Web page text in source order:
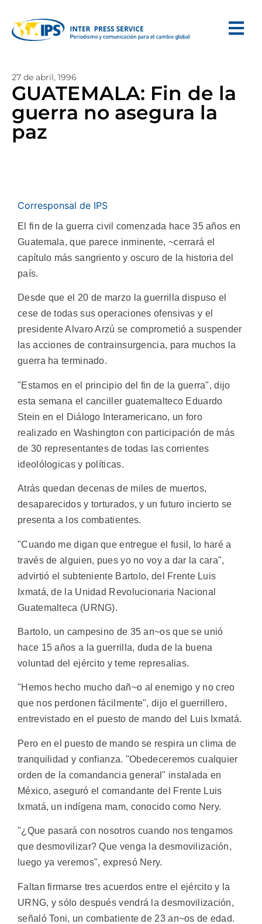
27 de abril, 1996
GUATEMALA: Fin de la
guerra no asegura la
paz
Corresponsal de IPS
El fin de la guerra civil comenzada hace 35 años en
Guatemala, que parece inminente, ~cerrará el
capítulo más sangriento y oscuro de la historia del
país.
Desde que el 20 de marzo la guerrilla dispuso el
cese de todas sus operaciones ofensivas y el
presidente Alvaro Arzú se comprometió a suspender
las acciones de contrainsurgencia, para muchos la
guerra ha terminado.
"Estamos en el principio del fin de la guerra", dijo
esta semana el canciller guatemalteco Eduardo
Stein en el Diálogo Interamericano, un foro
realizado en Washington con participación de más
de 30 representantes de todas las corrientes
ideolólogicas y políticas.
Atrás quedan decenas de miles de muertos,
desaparecidos y torturados, y un futuro incierto se
presenta a los combatientes.
"Cuando me digan que entregue el fusil, lo haré a
través de alguien, pues yo no voy a dar la cara",
advirtió el subteniente Bartolo, del Frente Luis
Ixmatá, de la Unidad Revolucionaria Nacional
Guatemalteca (URNG).
Bartolo, un campesino de 35 an~os que se unió
hace 15 años a la guerrilla, duda de la buena
voluntad del ejército y teme represalias.
"Hemos hecho mucho dañ~o al enemigo y no creo
que nos perdonen fácilmente", dijo el guerrillero,
entrevistado en el puesto de mando del Luis Ixmatá.
Pero en el puesto de mando se respira un clima de
tranquilidad y confianza. "Obedeceremos cualquier
orden de la comandancia general" instalada en
México, aseguró el comandante del Frente Luis
Ixmatá, un indígena mam, conocido como Nery.
"¿Que pasará con nosotros cuando nos tengamos
que desmovilizar? Que venga la desmovilización,
luego ya veremos", expresó Nery.
Faltan firmarse tres acuerdos entre el ejército y la
URNG, y sólo después vendrá la desmovilización,
señaló Toni, un combatiente de 23 an~os de edad.